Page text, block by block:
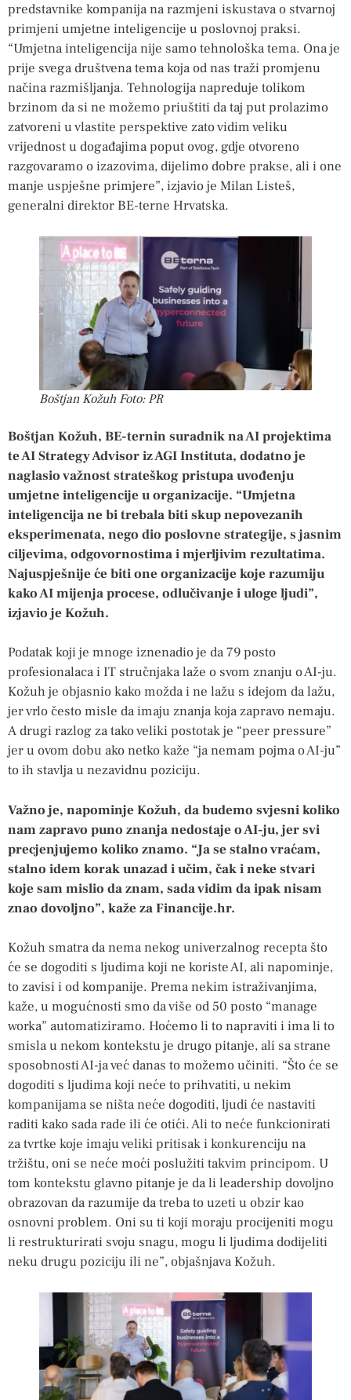
predstavnike kompanija na razmjeni iskustava o stvarnoj
primjeni umjetne inteligencije u poslovnoj praksi.
“Umjetna inteligencija nije samo tehnološka tema. Ona je
prije svega društvena tema koja od nas traži promjenu
načina razmišljanja. Tehnologija napreduje tolikom
brzinom da si ne možemo priuštiti da taj put prolazimo
zatvoreni u vlastite perspektive zato vidim veliku
vrijednost u događajima poput ovog, gdje otvoreno
razgovaramo o izazovima, dijelimo dobre prakse, ali i one
manje uspješne primjere”, izjavio je Milan Listeš,
generalni direktor BE-terne Hrvatska.
Boštjan Kožuh Foto: PR
Boštjan Kožuh, BE-ternin suradnik na AI projektima
te AI Strategy Advisor iz AGI Instituta, dodatno je
naglasio važnost strateškog pristupa uvođenju
umjetne inteligencije u organizacije. “Umjetna
inteligencija ne bi trebala biti skup nepovezanih
eksperimenata, nego dio poslovne strategije, s jasnim
ciljevima, odgovornostima i mjerljivim rezultatima.
Najuspješnije će biti one organizacije koje razumiju
kako AI mijenja procese, odlučivanje i uloge ljudi”,
izjavio je Kožuh.
Podatak koji je mnoge iznenadio je da 79 posto
profesionalaca i IT stručnjaka laže o svom znanju o AI-ju.
Kožuh je objasnio kako možda i ne lažu s idejom da lažu,
jer vrlo često misle da imaju znanja koja zapravo nemaju.
A drugi razlog za tako veliki postotak je “peer pressure”
jer u ovom dobu ako netko kaže “ja nemam pojma o AI-ju”
to ih stavlja u nezavidnu poziciju.
Važno je, napominje Kožuh, da budemo svjesni koliko
nam zapravo puno znanja nedostaje o AI-ju, jer svi
precjenjujemo koliko znamo. “Ja se stalno vraćam,
stalno idem korak unazad i učim, čak i neke stvari
koje sam mislio da znam, sada vidim da ipak nisam
znao dovoljno”, kaže za Financije.hr.
Kožuh smatra da nema nekog univerzalnog recepta što
će se dogoditi s ljudima koji ne koriste AI, ali napominje,
to zavisi i od kompanije. Prema nekim istraživanjima,
kaže, u mogućnosti smo da više od 50 posto “manage
worka” automatiziramo. Hoćemo li to napraviti i ima li to
smisla u nekom kontekstu je drugo pitanje, ali sa strane
sposobnosti AI-ja već danas to možemo učiniti. “Što će se
dogoditi s ljudima koji neće to prihvatiti, u nekim
kompanijama se ništa neće dogoditi, ljudi će nastaviti
raditi kako sada rade ili će otići. Ali to neće funkcionirati
za tvrtke koje imaju veliki pritisak i konkurenciju na
tržištu, oni se neće moći poslužiti takvim principom. U
tom kontekstu glavno pitanje je da li leadership dovoljno
obrazovan da razumije da treba to uzeti u obzir kao
osnovni problem. Oni su ti koji moraju procijeniti mogu
li restrukturirati svoju snagu, mogu li ljudima dodijeliti
neku drugu poziciju ili ne”, objašnjava Kožuh.